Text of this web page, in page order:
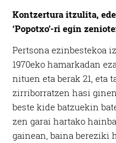
Kontzertura itzulita,
‘Popotxo’-ri egin
Pertsona ezinbestekoa
1970eko hamarkadan
nituen eta berak 21, eta
zirriborratzen hasi
beste kide batzuekin
zen garai hartako
gainean, baina bereziki